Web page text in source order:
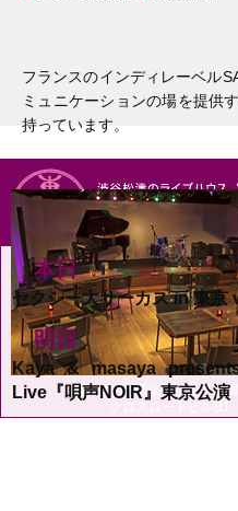
フランスのインディレーベル
ミュニケーションの場を提供
持っています。
〒150-0046 東京都渋谷区松濤
本日
セクシー大サーカス in 東京
明日
Kaya & masaya
Live『唄声NOIR』東京公演